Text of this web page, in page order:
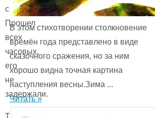
самовольно.
Прошел
всех
часовых,
его
не
задержали.
В этом стихотворении столкновение
времён года представ­лено в виде
сказочного сражения, но за ним
хорошо видна точная картина
наступления весны.Зима ...
Читать »